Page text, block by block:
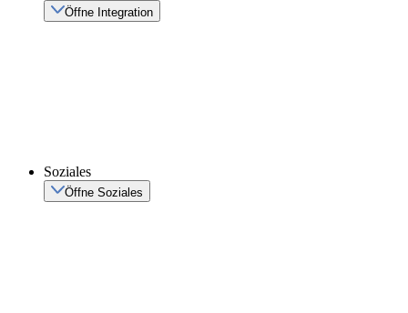
Öffne Integration
Soziales
Öffne Soziales